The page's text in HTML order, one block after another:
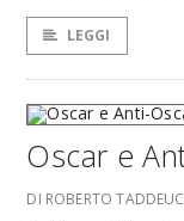
LEGGI
Oscar e
DI ROBERTO